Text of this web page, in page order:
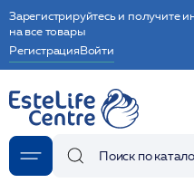
Зарегистрируйтесь и получите
на все товары
РегистрацияВойти